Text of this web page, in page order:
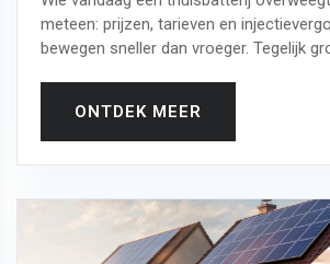
meteen: prijzen, tarieven en
bewegen sneller dan vroeger. Tegelijk
ONTDEK MEER